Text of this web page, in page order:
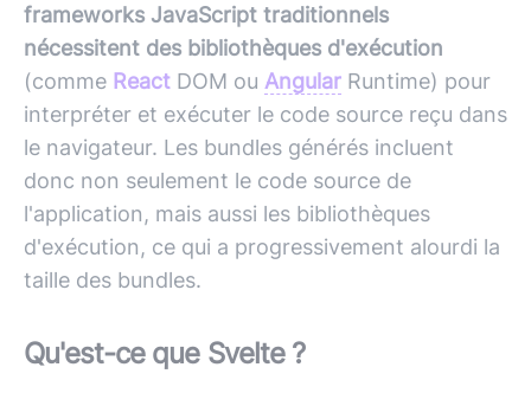
frameworks JavaScript traditionnels
nécessitent des bibliothèques d'exécution
(comme React DOM ou Angular Runtime) pour
interpréter et exécuter le code source reçu dans
le navigateur. Les bundles générés incluent
donc non seulement le code source de
l'application, mais aussi les bibliothèques
d'exécution, ce qui a progressivement alourdi la
taille des bundles.
Qu'est-ce que Svelte ?